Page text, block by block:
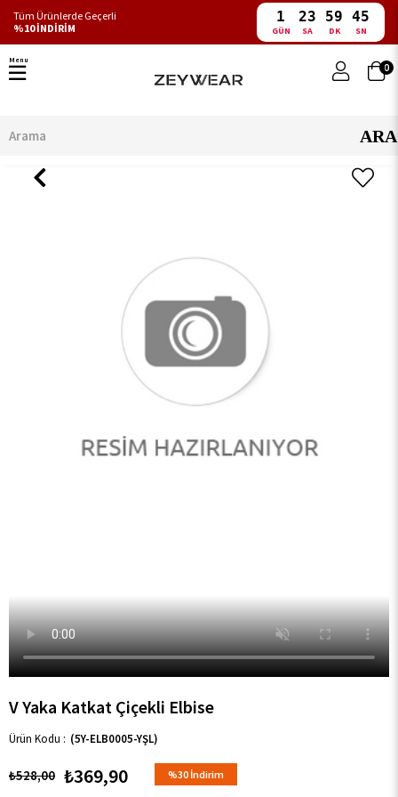
Tüm Ürünlerde Geçerli
%10 İNDİRİM
1
GÜN
23
SA
59
DK
45
SN
0
Menu
V Yaka Katkat Çiçekli Elbise
(5Y-ELB0005-YŞL)
₺528,00 ₺369,90 %30 İndirim